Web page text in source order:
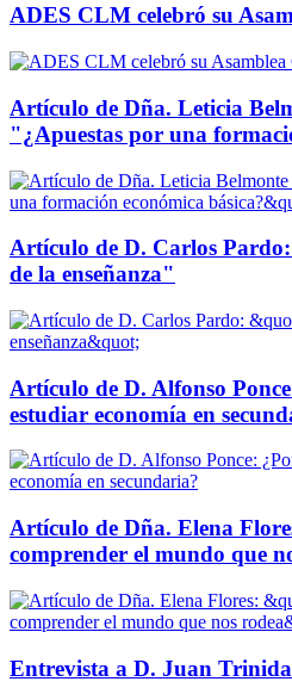
ADES CLM celebró su
Artículo de Dña. Leticia
"¿Apuestas por una
Artículo de D. Carlos
de la enseñanza"
Artículo de D. Alfonso
estudiar economía en
Artículo de Dña. Elena
comprender el mundo que
Entrevista a D. Juan